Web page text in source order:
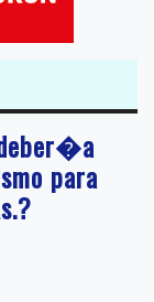
para